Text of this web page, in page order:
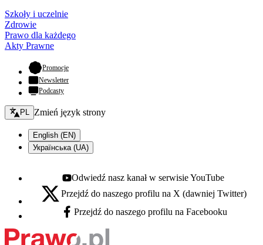
Szkoły i uczelnie
Zdrowie
Prawo dla każdego
Akty Prawne
Promocje- otwiera się w nowej karcie
Newsletter
Podcasty
Zmień język - bieżący:
PL Zmień język strony
English (EN)
Українська (UA)
Youtube - otwiera się w nowej karcie
Odwiedź nasz kanał w serwisie YouTube
X - otwiera się w nowej karcie
Przejdź do naszego profilu na X (dawniej Twitter)
Facebook - otwiera się w nowej karcie
Przejdź do naszego profilu na Facebooku